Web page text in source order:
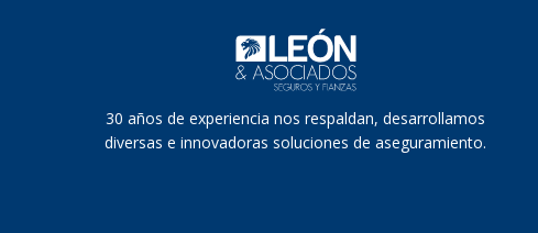
30 años de experiencia nos respaldan, desarrollamos
diversas e innovadoras soluciones de aseguramiento.